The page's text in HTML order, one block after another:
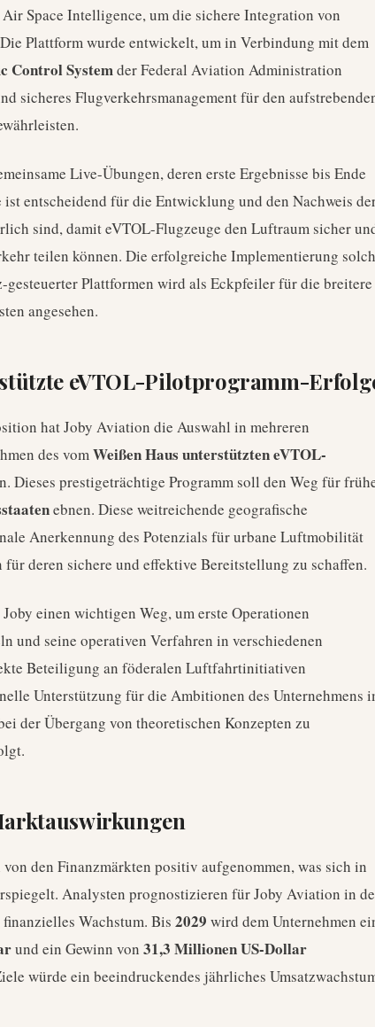
Space Intelligence, um die sichere Integration von
Plattform wurde entwickelt, um in Verbindung mit dem
Control Systemder Federal Aviation Administration
sicheres Flugverkehrsmanagement für den
Live-Übungen, deren erste Ergebnisse bis Ende
entscheidend für die Entwicklung und den Nachweis
sind, damit eVTOL-Flugzeuge den Luftraum sicher
teilen können. Die erfolgreiche Implementierung solch
Plattformen wird als Eckpfeiler für die breitere
angesehen.
eVTOL-Pilotprogramm-
hat Joby Aviation die Auswahl in mehreren
des vomWeißen Haus unterstützten eVTOL-
Dieses prestigeträchtige Programm soll den Weg für
ebnen. Diese weitreichende geografische
Anerkennung des Potenzials für urbane Luftmobilität
deren sichere und effektive Bereitstellung zu schaffen.
einen wichtigen Weg, um erste Operationen
und seine operativen Verfahren in verschiedenen
Beteiligung an föderalen Luftfahrtinitiativen
Unterstützung für die Ambitionen des Unternehmens
der Übergang von theoretischen Konzepten zu
den Finanzmärkten positiv aufgenommen, was sich in
Analysten prognostizieren für Joby Aviation in
Wachstum. Bis 2029 wird dem Unternehmen
und ein Gewinn von 31,3 Millionen US-Dollar
würde ein beeindruckendes jährliches